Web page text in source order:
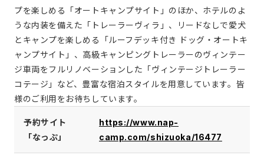
プを楽しめる「オートキャンプサイト」のほか、ホテルのよ
うな内装を備えた「トレーラーヴィラ」、リードなしで愛犬
とキャンプを楽しめる「ルーフデッキ付き ドッグ・オートキ
ャンプサイト」、高級キャンピングトレーラーのヴィンテー
ジ車両をフルリノベーションした「ヴィンテージトレーラー
コテージ」など、豊富な宿泊スタイルを用意しています。皆
様のご利用をお待ちしています。
予約サイト
「なっぷ」
https://www.nap-
camp.com/shizuoka/16477